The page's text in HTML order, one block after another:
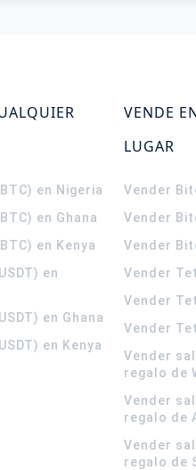
en Nigeria
en Ghana
en Kenya
en
en Ghana
en Kenya
VENDE
LUGAR
Vender
Vender
Vender
Vender
Vender
Vender
Vender
regalo de
Vender
regalo de
Vender
regalo de